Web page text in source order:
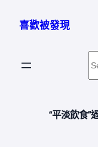
喜歡被發現
“平淡飲食”